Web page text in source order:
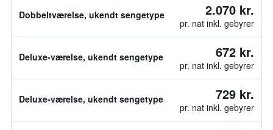
Dobbeltværelse, ukendt sengetype 2.070 kr.
pr. nat inkl. gebyrer
Deluxe-værelse, ukendt sengetype 672 kr.
pr. nat inkl. gebyrer
Deluxe-værelse, ukendt sengetype 729 kr.
pr. nat inkl. gebyrer